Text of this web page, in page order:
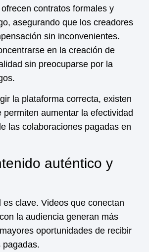
contratos formales y
asegurando que los creadores
sin inconvenientes.
en la creación de
sin preocuparse por la
la plataforma correcta, existen
permiten aumentar la efectividad
las colaboraciones pagadas en
auténtico y
es clave. Videos que conectan
la audiencia generan más
oportunidades de recibir
pagadas.